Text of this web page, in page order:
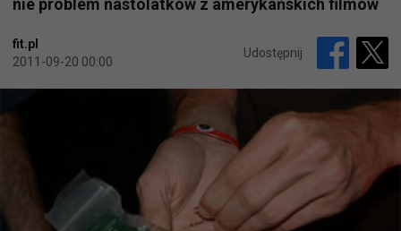
nie problem nastolatków z amerykańskich filmów
fit.pl
2011-09-20 00:00
Udostępnij